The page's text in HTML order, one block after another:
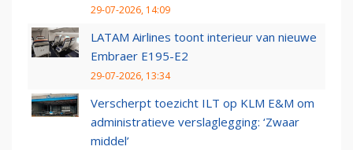
29-07-2026, 14:09
LATAM Airlines toont interieur van nieuwe
Embraer E195-E2
29-07-2026, 13:34
Verscherpt toezicht ILT op KLM E&M om
administratieve verslaglegging: ‘Zwaar
middel’